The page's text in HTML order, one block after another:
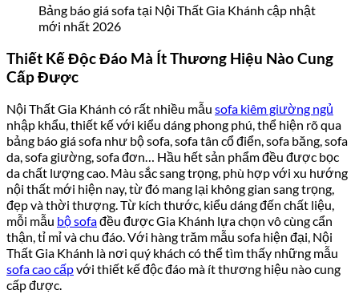
Bảng báo giá sofa tại Nội Thất Gia Khánh cập nhật
mới nhất 2026
Thiết Kế Độc Đáo Mà Ít Thương Hiệu Nào Cung
Cấp Được
Nội Thất Gia Khánh có rất nhiều mẫu sofa kiêm giường ngủ
nhập khẩu, thiết kế với kiểu dáng phong phú, thể hiện rõ qua
bảng báo giá sofa như bộ sofa, sofa tân cổ điển, sofa băng, sofa
da, sofa giường, sofa đơn… Hầu hết sản phẩm đều được bọc
da chất lượng cao. Màu sắc sang trọng, phù hợp với xu hướng
nội thất mới hiện nay, từ đó mang lại không gian sang trọng,
đẹp và thời thượng. Từ kích thước, kiểu dáng đến chất liệu,
mỗi mẫu bộ sofađều được Gia Khánh lựa chọn vô cùng cẩn
thận, tỉ mỉ và chu đáo. Với hàng trăm mẫu sofa hiện đại, Nội
Thất Gia Khánh là nơi quý khách có thể tìm thấy những mẫu
sofa cao cấpvới thiết kế độc đáo mà ít thương hiệu nào cung
cấp được.